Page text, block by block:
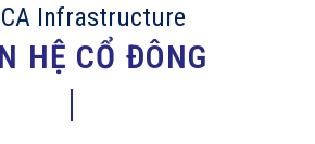
Infrastructure
HỆ CỔ ĐÔNG